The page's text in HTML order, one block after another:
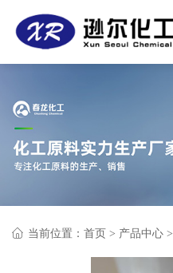
当前位置： 首页 > 产品中心 >